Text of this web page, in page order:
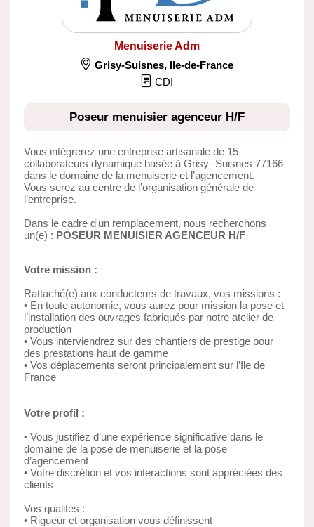
Menuiserie Adm
Grisy-Suisnes, Ile-de-France
CDI
Poseur menuisier agenceur H/F
Vous intégrerez une entreprise artisanale de 15
collaborateurs dynamique basée à Grisy -Suisnes 77166
dans le domaine de la menuiserie et l’agencement.
Vous serez au centre de l’organisation générale de
l’entreprise.
Dans le cadre d'un remplacement, nous recherchons
un(e) : POSEUR MENUISIER AGENCEUR H/F
Votre mission :
Rattaché(e) aux conducteurs de travaux, vos missions :
• En toute autonomie, vous aurez pour mission la pose et
l’installation des ouvrages fabriqués par notre atelier de
production
• Vous interviendrez sur des chantiers de prestige pour
des prestations haut de gamme
• Vos déplacements seront principalement sur l’Ile de
France
Votre profil :
• Vous justifiez d’une expérience significative dans le
domaine de la pose de menuiserie et la pose
d’agencement
• Votre discrétion et vos interactions sont appréciées des
clients
Vos qualités :
• Rigueur et organisation vous définissent